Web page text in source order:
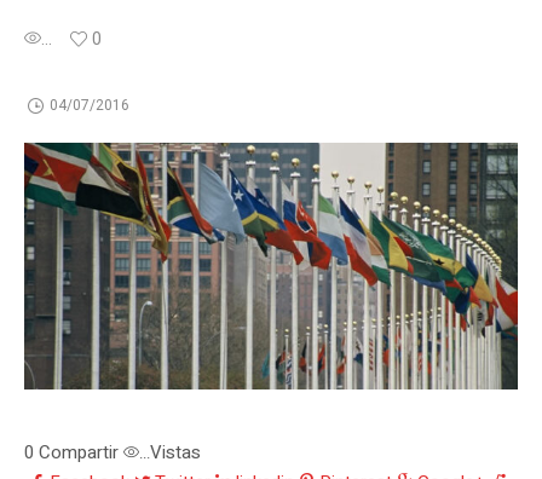
... 0
04/07/2016
0 Compartir ...Vistas